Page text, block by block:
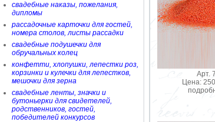
свадебные наказы, пожелания,
дипломы
рассадочные карточки для гостей,
номера столов, листы рассадки
свадебные подушечки для
обручальных колец
конфетти, хлопушки, лепестки роз,
корзинки и кулечки для лепестков,
мешочки для зерна
свадебные ленты, значки и
бутоньерки для свидетелей,
родственников, гостей,
победителей конкурсов
Арт. 7
Цена: